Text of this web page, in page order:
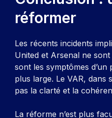
réformer
Les récents incidents
United et Arsenal ne
sont les symptômes d’un
plus large. Le VAR, dans
pas la clarté et la
La réforme n’est plus